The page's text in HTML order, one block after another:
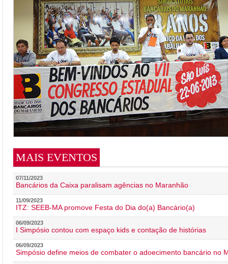
MAIS EVENTOS
07/11/2023
Bancários da Caixa paralisam agências no Maranhão
11/09/2023
ITZ: SEEB-MA promove Festa do Dia do(a) Bancário(a)
06/09/2023
I Simpósio contou com espaço kids e contação de histórias
06/09/2023
Simpósio define meios de combater o adoecimento bancário no